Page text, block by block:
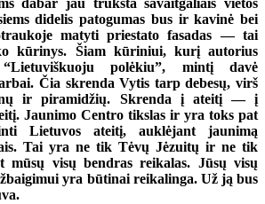
dabar jau trūksta savaitgaliais vietos
didelis patogumas bus ir kavinė bei
matyti priestato fasadas — tai
kūrinys. Šiam kūriniui, kurį autorius
polėkiu”, mintį davė
Čia skrenda Vytis tarp debesų, virš
ir piramidžių. Skrenda į ateitį — į
Jaunimo Centro tikslas ir yra toks pat
ateitį, auklėjant jaunimą
Tai yra ne tik Tėvų Jėzuitų ir ne tik
mūsų visų bendras reikalas. Jūsų visų
yra būtinai reikalinga. Už ją bus